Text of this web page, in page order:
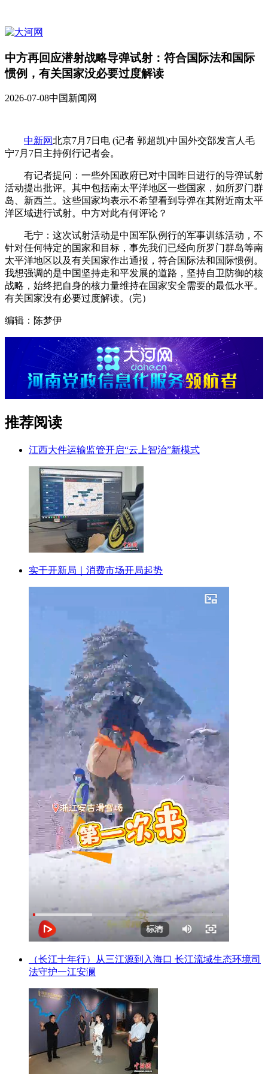
中方再回应潜射战略导弹试射：符合国际法和国际
惯例，有关国家没必要过度解读
2026-07-08中国新闻网
中新网北京7月7日电 (记者 郭超凯)中国外交部发言人毛
宁7月7日主持例行记者会。
有记者提问：一些外国政府已对中国昨日进行的导弹试射
活动提出批评。其中包括南太平洋地区一些国家，如所罗门群
岛、新西兰。这些国家均表示不希望看到导弹在其附近南太平
洋区域进行试射。中方对此有何评论？
毛宁：这次试射活动是中国军队例行的军事训练活动，不
针对任何特定的国家和目标，事先我们已经向所罗门群岛等南
太平洋地区以及有关国家作出通报，符合国际法和国际惯例。
我想强调的是中国坚持走和平发展的道路，坚持自卫防御的核
战略，始终把自身的核力量维持在国家安全需要的最低水平。
有关国家没有必要过度解读。(完）
编辑：陈梦伊
推荐阅读
江西大件运输监管开启“云上智治”新模式
实干开新局｜消费市场开局起势
（长江十年行）从三江源到入海口 长江流域生态环境司
法守护一江安澜